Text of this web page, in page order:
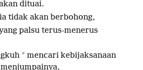
dituai.
tidak akan berbohong,
palsu terus-menerus
* mencari kebijaksanaan